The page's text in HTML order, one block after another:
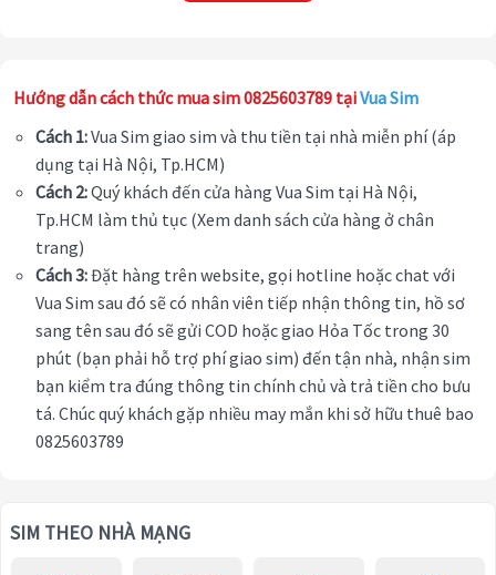
Hướng dẫn cách thức mua sim 0825603789 tạiVua Sim
Cách 1:Vua Sim giao sim và thu tiền tại nhà miễn phí (áp
dụng tại Hà Nội, Tp.HCM)
Cách 2:Quý khách đến cửa hàng Vua Sim tại Hà Nội,
Tp.HCM làm thủ tục (Xem danh sách cửa hàng ở chân
trang)
Cách 3:Đặt hàng trên website, gọi hotline hoặc chat với
Vua Sim sau đó sẽ có nhân viên tiếp nhận thông tin, hồ sơ
sang tên sau đó sẽ gửi COD hoặc giao Hỏa Tốc trong 30
phút (bạn phải hỗ trợ phí giao sim) đến tận nhà, nhận sim
bạn kiểm tra đúng thông tin chính chủ và trả tiền cho bưu
tá. Chúc quý khách gặp nhiều may mắn khi sở hữu thuê bao
0825603789
SIM THEO NHÀ MẠNG